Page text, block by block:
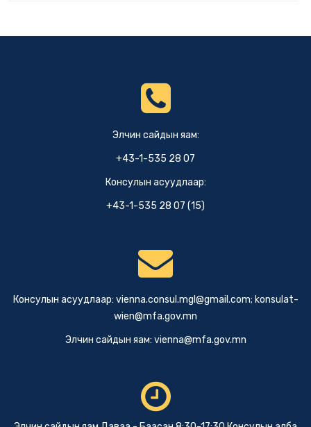
Элчин сайдын яам:
+43-1-535 28 07
Консулын асуудлаар:
+43-1-535 28 07 (15)
Консулын асуудлаар: vienna.consul.mgl@gmail.com; konsulat-
wien@mfa.gov.mn
Элчин сайдын яам: vienna@mfa.gov.mn